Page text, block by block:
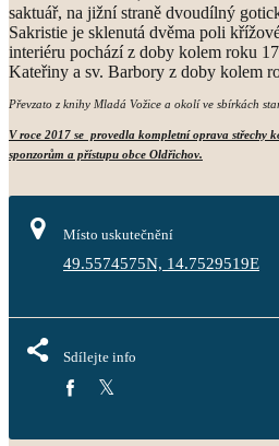
saktuář, na jižní straně dvoudílný
Sakristie je sklenutá dvěma poli
interiéru pochází z doby kolem roku
Kateřiny a sv. Barbory z doby kolem
Převzato z knihy Mladá Vožice a okolí ve sbírkách
V roce 2017 se provedla kompletní oprava střechy
sponzorům a přístupu obce Oldřichov.
Místo uskutečnění
49.5574575N, 14.7529519E
Sdílejte info